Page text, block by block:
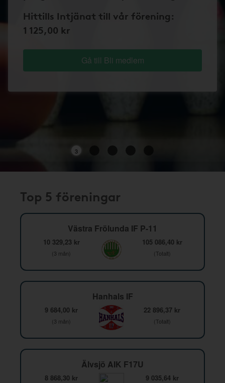
Hittills Intjänat till vår förening:
1 125,00 kr
Gå till Bli medlem
3
Top 5 föreningar
Västra Frölunda IF P-11
10 329,23 kr
(3 mån)
105 086,40 kr
(Totalt)
Hanhals IF
9 684,00 kr
(3 mån)
22 896,37 kr
(Totalt)
Älvsjö AIK F17U
8 868,30 kr 9 035,64 kr